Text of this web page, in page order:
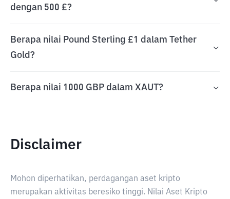
dengan 500 £?
Berapa nilai Pound Sterling £1 dalam Tether
Gold?
Berapa nilai 1000 GBP dalam XAUT?
Disclaimer
Mohon diperhatikan, perdagangan aset kripto
merupakan aktivitas beresiko tinggi. Nilai Aset Kripto